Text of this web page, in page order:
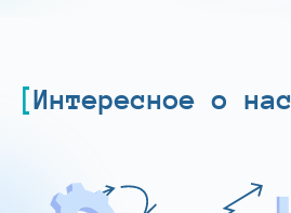
Интересное о нас